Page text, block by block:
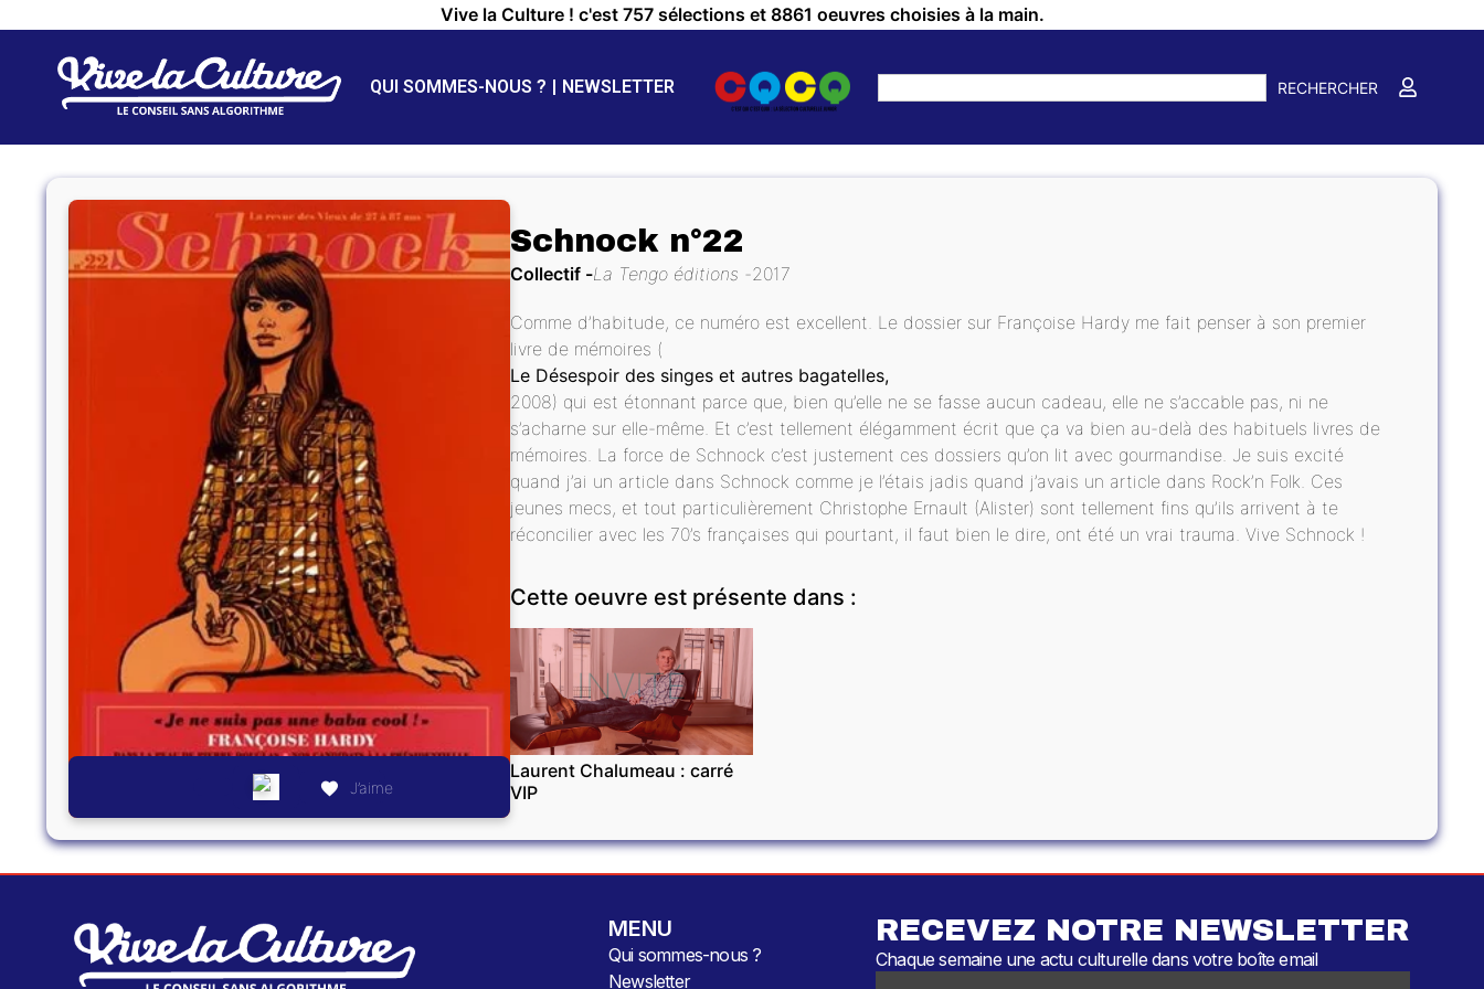
Vive la Culture ! c'est 757 sélections et 8861 oeuvres choisies à la main.
QUI SOMMES-NOUS ? NEWSLETTER RECHERCHER
J’aime
Schnock n°22
Collectif La Tengo éditions 2017
Comme d’habitude, ce numéro est excellent. Le dossier sur Françoise Hardy me fait penser à son premier
livre de mémoires (
Le Désespoir des singes et autres bagatelles,
2008) qui est étonnant parce que, bien qu’elle ne se fasse aucun cadeau, elle ne s’accable pas, ni ne
s’acharne sur elle-même. Et c’est tellement élégamment écrit que ça va bien au-delà des habituels livres de
mémoires. La force de Schnock c’est justement ces dossiers qu’on lit avec gourmandise. Je suis excité
quand j’ai un article dans Schnock comme je l’étais jadis quand j’avais un article dans Rock’n Folk. Ces
jeunes mecs, et tout particulièrement Christophe Ernault (Alister) sont tellement fins qu’ils arrivent à te
réconcilier avec les 70’s françaises qui pourtant, il faut bien le dire, ont été un vrai trauma. Vive Schnock !
Cette oeuvre est présente dans :
INVITÉ
Laurent Chalumeau : carré
VIP
MENU
Qui sommes-nous ?
Newsletter
RECEVEZ NOTRE NEWSLETTER
Chaque semaine une actu culturelle dans votre boîte email